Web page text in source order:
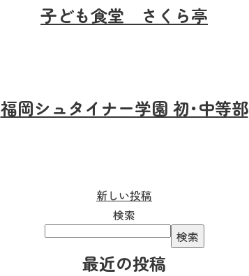
子ども食堂 さくら亭
福岡シュタイナー学園 初･中等部
新しい投稿
検索
検索
最近の投稿